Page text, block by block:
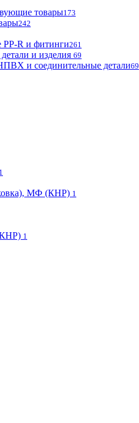
товары173
242
R и фитинги261
и изделия 69
и соединительные детали69
1
МФ (КНР) 1
1